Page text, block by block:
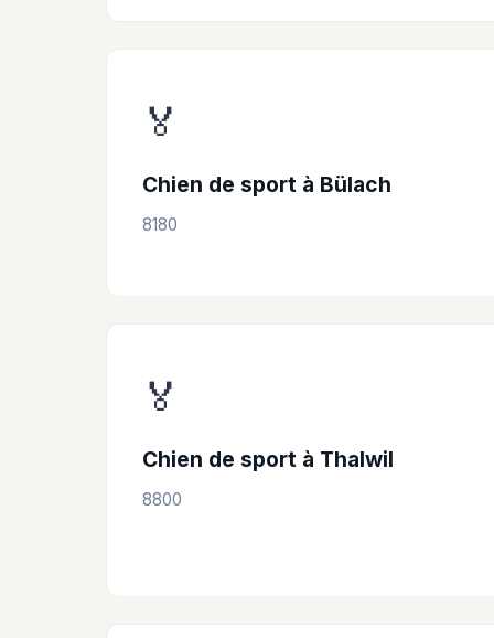
🏅
Chien de sport à Bülach
8180
🏅
Chien de sport à Thalwil
8800